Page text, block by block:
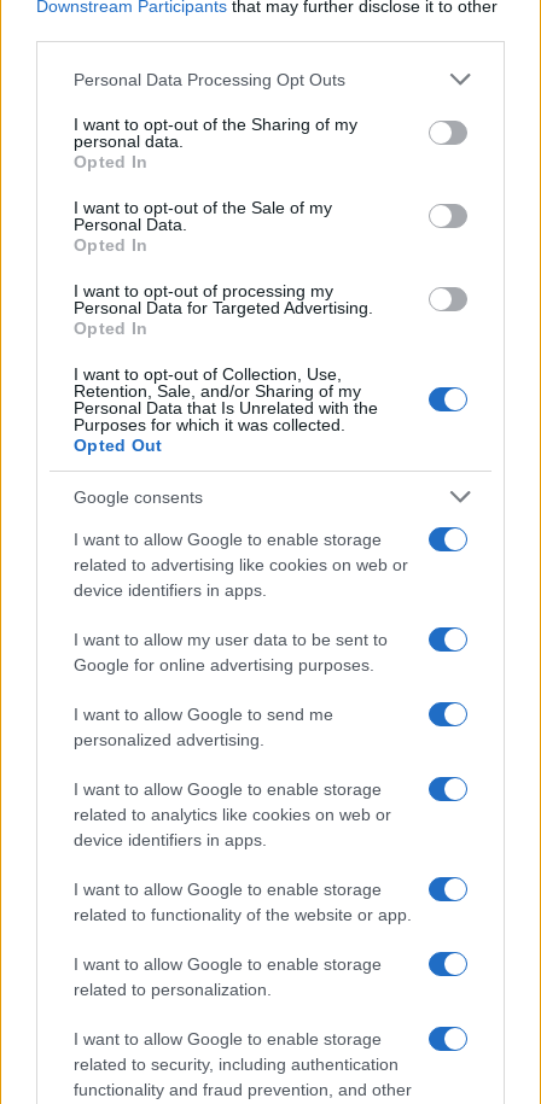
Downstream Participants that may further disclose it to other
Please note that this website/app uses one or more Google
not limited to your visit or usage behaviour. You may click to
grant or deny consent to Google and its third-party tags to
use your data for below specified purposes in below Google
consent section.
Personal Data Processing Opt Outs
I want to opt-out of the Sharing of my
personal data.
Opted In
I want to opt-out of the Sale of my
Personal Data.
Opted In
I want to opt-out of processing my
Personal Data for Targeted Advertising.
Opted In
I want to opt-out of Collection, Use,
Retention, Sale, and/or Sharing of my
Personal Data that Is Unrelated with the
Purposes for which it was collected.
Opted Out
Google consents
I want to allow Google to enable storage
related to advertising like cookies on web or
device identifiers in apps.
I want to allow my user data to be sent to
Google for online advertising purposes.
I want to allow Google to send me
personalized advertising.
I want to allow Google to enable storage
related to analytics like cookies on web or
device identifiers in apps.
I want to allow Google to enable storage
related to functionality of the website or app.
I want to allow Google to enable storage
related to personalization.
I want to allow Google to enable storage
related to security, including authentication
functionality and fraud prevention, and other
Francesca Lombardi
tecnici dal primo box di un circuito toscano e
redazione sostiene un approccio metodico
alle prove su pista, cura il format 'tecnica e
debutto tecnico in autodromo.
Continua a leggere
TENNIS